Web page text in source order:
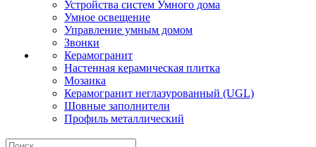
Устройства систем Умного дома
Умное освещение
Управление умным домом
Звонки
Керамогранит
Настенная керамическая плитка
Мозаика
Керамогранит неглазурованный (UGL)
Шовные заполнители
Профиль металлический